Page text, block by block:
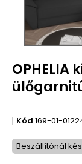
Kód 169-01-
Beszállítónál